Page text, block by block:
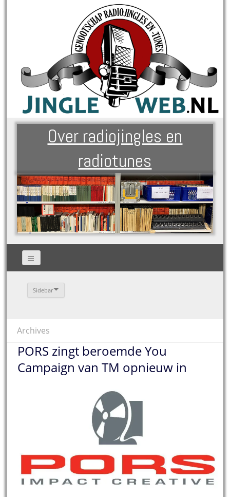
Over radiojingles en
radiotunes
Sidebar
Archives
PORS zingt beroemde You
Campaign van TM opnieuw in